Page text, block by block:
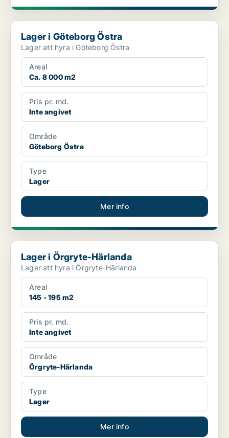
Lager i Göteborg Östra
Lager i Göteborg Östra
Lager att hyra i Göteborg Östra
Areal
Ca. 8 000 m2
Pris pr. md.
Inte angivet
Område
Göteborg Östra
Type
Lager
Mer info
Lager i Örgryte-Härlanda
Lager i Örgryte-Härlanda
Lager att hyra i Örgryte-Härlanda
Areal
145 - 195 m2
Pris pr. md.
Inte angivet
Område
Örgryte-Härlanda
Type
Lager
Mer info